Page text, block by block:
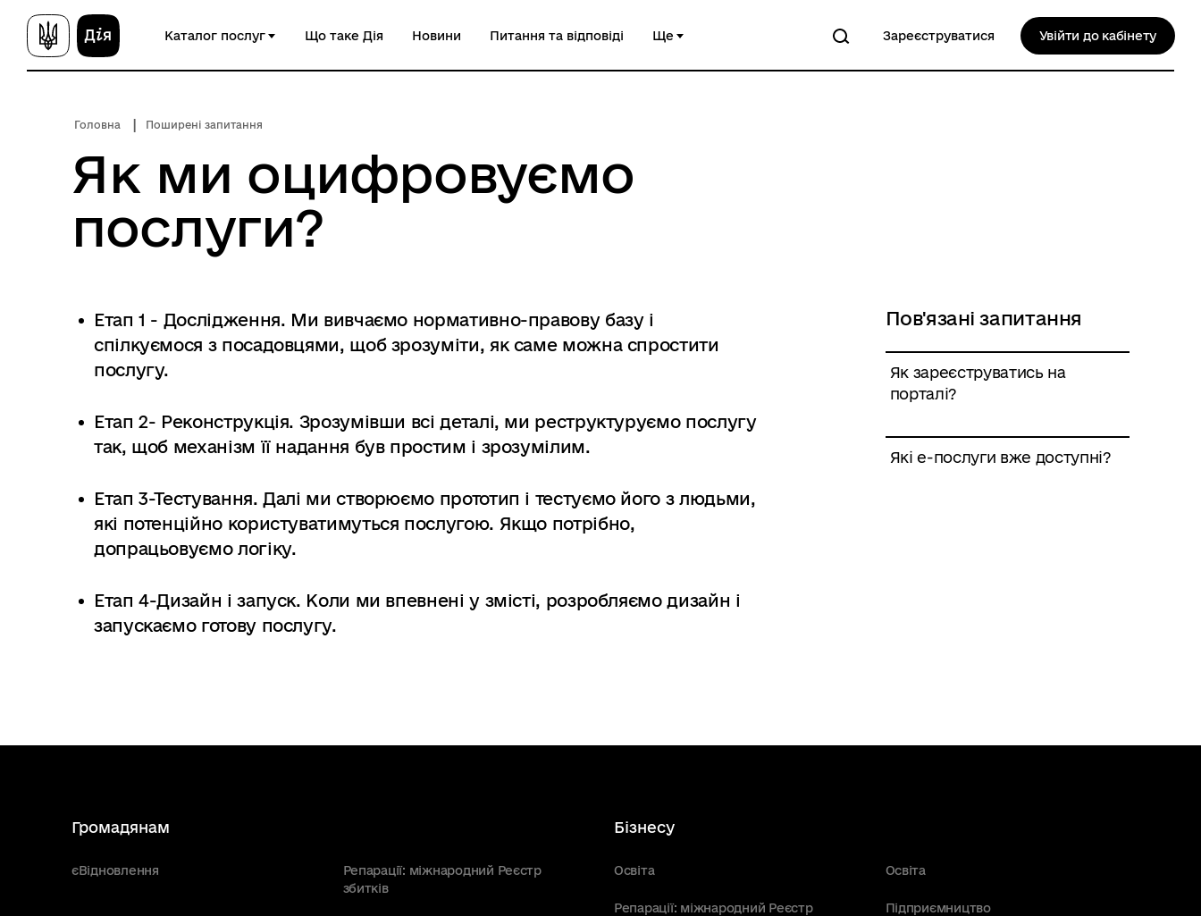
Каталог послуг Що таке Дія Новини Питання та відповіді Ще Зареєструватися Увійти до кабінету
Головна Поширені запитання
Як ми оцифровуємо
послуги?
Етап 1 - Дослідження. Ми вивчаємо нормативно-правову базу і
спілкуємося з посадовцями, щоб зрозуміти, як саме можна спростити
послугу.
Етап 2- Реконструкція. Зрозумівши всі деталі, ми реструктуруємо послугу
так, щоб механізм її надання був простим і зрозумілим.
Етап 3-Тестування.Далі ми створюємо прототип і тестуємо його з людьми,
які потенційно користуватимуться послугою. Якщо потрібно,
допрацьовуємо логіку.
Етап 4-Дизайн і запуск. Коли ми впевнені у змісті, розробляємо дизайн і
запускаємо готову послугу.
Пов'язані запитання
Як зареєструватись на
порталі?
Які е-послуги вже доступні?
Громадянам
єВідновлення
Репарації: міжнародний Реєстр
збитків
Бізнесу
Освіта Освіта
Репарації: міжнародний Реєстр
Підприємництво